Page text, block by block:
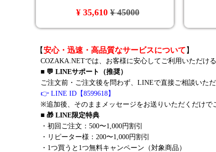
¥ 35,610¥ 45000
【安心・迅速・高品質なサービスについて 】
COZAKA.NETでは、お客様に安心してご利用いただけ
■ 💬 LINEサポート（推奨）
ご注文前・ご注文後を問わず、LINEで直接ご相談いた
👉 LINE ID【8599618】
※追加後、そのままメッセージをお送りいただくだけで
■ 🎁 LINE限定特典
・初回ご注文：500〜1,000円割引
・リピーター様：200〜1,000円割引
・1つ買うと1つ無料キャンペーン（対象商品）